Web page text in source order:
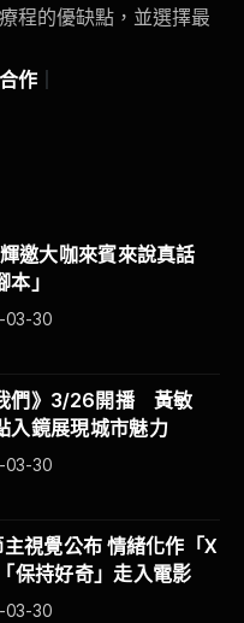
程的優缺點，並選擇最
作
邀大咖來賓來說真話
本」
03-30
們》3/26開播 黃敏
入鏡展現城市魅力
03-30
視覺公布 情緒化作「X
保持好奇」走入電影
03-30